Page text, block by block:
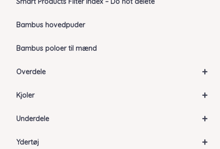
Bambus hovedpuder
Bambus poloer til mænd
+
Overdele
+
Kjoler
+
Underdele
+
Ydertøj